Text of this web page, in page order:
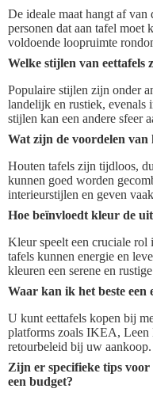
De ideale maat hangt af van
personen dat aan tafel moet
voldoende loopruimte
Welke stijlen van eettafels
Populaire stijlen zijn onder
landelijk en rustiek, evenals
stijlen kan een andere sfeer
Wat zijn de voordelen van
Houten tafels zijn tijdloos,
kunnen goed worden
interieurstijlen en geven
Hoe beïnvloedt kleur de
Kleur speelt een cruciale
tafels kunnen energie en
kleuren een serene en
Waar kan ik het beste een
U kunt eettafels kopen bij
platforms zoals IKEA, Leen
retourbeleid bij uw aankoop.
Zijn er specifieke tips voor
een budget?